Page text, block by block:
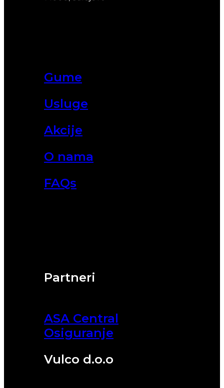
Partneri
ASA Central
Osiguranje
Vulco d.o.o
Gume
Usluge
Akcije
O nama
FAQs